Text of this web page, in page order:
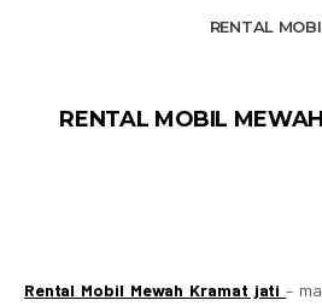
RENTAL
RENTAL MOBIL
Rental Mobil Mewah Kramat jati–